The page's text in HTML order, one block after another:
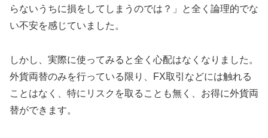
らないうちに損をしてしまうのでは？」と全く論理的でな
い不安を感じていました。
しかし、実際に使ってみると全く心配はなくなりました。
外貨両替のみを行っている限り、FX取引などには触れる
ことはなく、特にリスクを取ることも無く、お得に外貨両
替ができます。